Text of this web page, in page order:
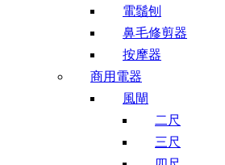
電鬚刨
鼻毛修剪器
按摩器
商用電器
風閘
二尺
三尺